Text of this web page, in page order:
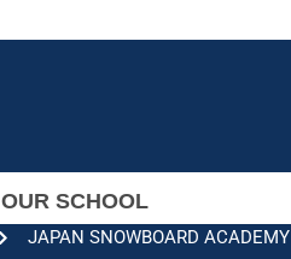
OUR SCHOOL
JAPAN SNOWBOARD ACADEMY